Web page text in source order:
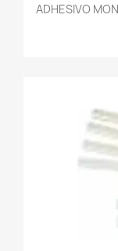
ADHESIVO